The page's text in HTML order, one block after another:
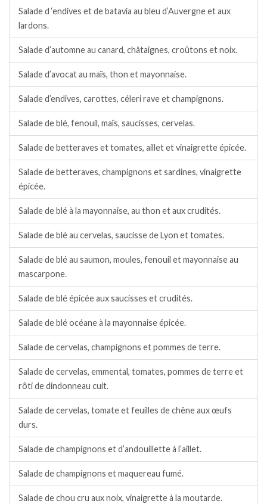
Salade d ‘endives et de batavia au bleu d’Auvergne et aux
lardons.
Salade d’automne au canard, châtaignes, croûtons et noix.
Salade d’avocat au maïs, thon et mayonnaise.
Salade d’endives, carottes, céleri rave et champignons.
Salade de blé, fenouil, maïs, saucisses, cervelas.
Salade de betteraves et tomates, aillet et vinaigrette épicée.
Salade de betteraves, champignons et sardines, vinaigrette
épicée.
Salade de blé à la mayonnaise, au thon et aux crudités.
Salade de blé au cervelas, saucisse de Lyon et tomates.
Salade de blé au saumon, moules, fenouil et mayonnaise au
mascarpone.
Salade de blé épicée aux saucisses et crudités.
Salade de blé océane à la mayonnaise épicée.
Salade de cervelas, champignons et pommes de terre.
Salade de cervelas, emmental, tomates, pommes de terre et
rôti de dindonneau cuit.
Salade de cervelas, tomate et feuilles de chêne aux œufs
durs.
Salade de champignons et d’andouillette à l’aillet.
Salade de champignons et maquereau fumé.
Salade de chou cru aux noix, vinaigrette à la moutarde.